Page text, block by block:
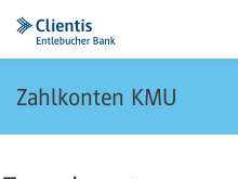
Zahlkonten KMU